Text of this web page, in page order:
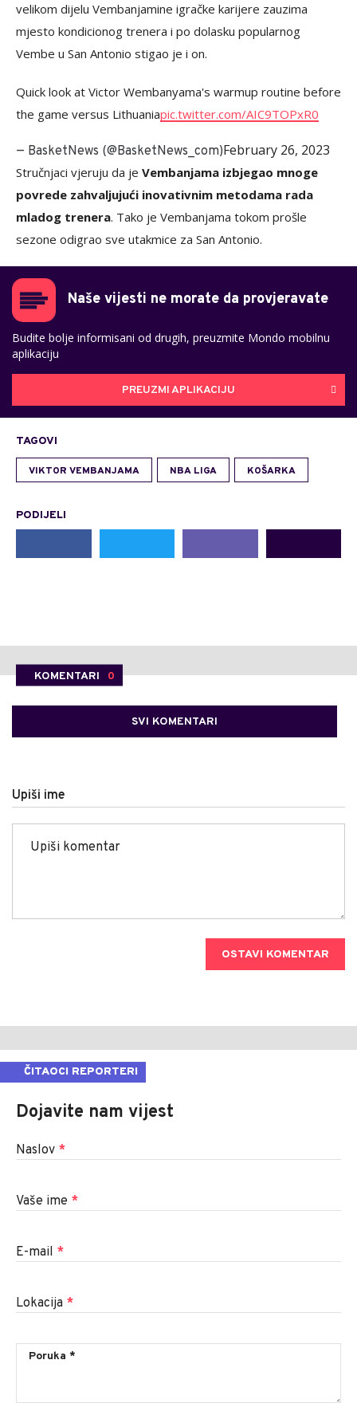
velikom dijelu Vembanjamine igračke karijere zauzima
mjesto kondicionog trenera i po dolasku popularnog
Vembe u San Antonio stigao je i on.
Quick look at Victor Wembanyama's warmup routine before
the game versus Lithuaniapic.twitter.com/AIC9TOPxR0
— BasketNews (@BasketNews_com)February 26, 2023
Stručnjaci vjeruju da je Vembanjama izbjegao mnoge
povrede zahvaljujući inovativnim metodama rada
mladog trenera. Tako je Vembanjama tokom prošle
sezone odigrao sve utakmice za San Antonio.
Naše vijesti ne morate da provjeravate
Budite bolje informisani od drugih, preuzmite Mondo mobilnu
aplikaciju
PREUZMI APLIKACIJU
TAGOVI
VIKTOR VEMBANJAMA NBA LIGA KOŠARKA
PODIJELI
KOMENTARI 0
SVI KOMENTARI
Upiši ime
OSTAVI KOMENTAR
ČITAOCI REPORTERI
Dojavite nam vijest
Naslov *
Vaše ime *
E-mail *
Lokacija *